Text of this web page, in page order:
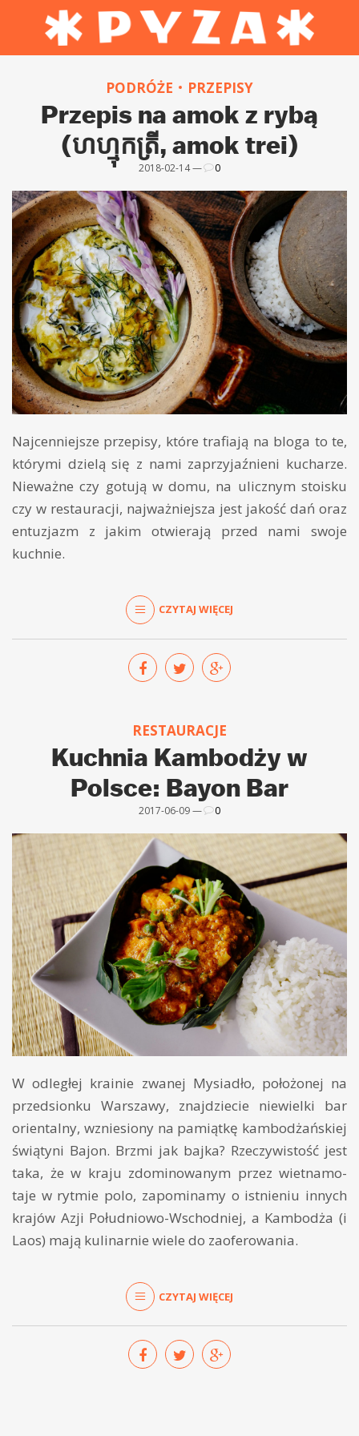
PODRÓŻE PRZEPISY
Przepis na amok z rybą
(ហហ្មុកត្រី, amok trei)
2018-02-14 — 0
Najcenniejsze przepisy, które trafiają na bloga to te,
którymi dzielą się z nami zaprzyjaźnieni kucharze.
Nieważne czy gotują w domu, na ulicznym stoisku
czy w restauracji, najważniejsza jest jakość dań oraz
entuzjazm z jakim otwierają przed nami swoje
kuchnie.
CZYTAJ WIĘCEJ
RESTAURACJE
Kuchnia Kambodży w
Polsce: Bayon Bar
2017-06-09 — 0
W odległej krainie zwanej Mysiadło, położonej na
przedsionku Warszawy, znajdziecie niewielki bar
orientalny, wzniesiony na pamiątkę kambodżańskiej
świątyni Bajon. Brzmi jak bajka? Rzeczywistość jest
taka, że w kraju zdominowanym przez wietnamo-
taje w rytmie polo, zapominamy o istnieniu innych
krajów Azji Południowo-Wschodniej, a Kambodża (i
Laos) mają kulinarnie wiele do zaoferowania.
CZYTAJ WIĘCEJ